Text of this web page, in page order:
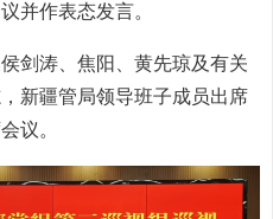
并作表态发言。
剑涛、焦阳、黄先琼及有关
新疆管局领导班子成员出席
议。